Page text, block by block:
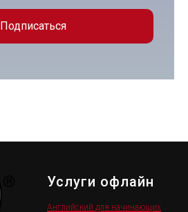
Подписаться
Услуги офлайн
Английский для начинающих